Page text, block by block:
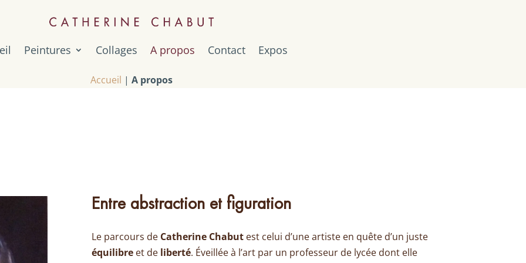
Peintures Collages A propos Contact Expos
Accueil | A propos
Entre abstraction et figuration
Le parcours de Catherine Chabutest celui d’une artiste en quête d’un juste
équilibreet de liberté. Éveillée à l’art par un professeur de lycée dont elle